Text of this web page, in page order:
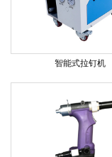
智能式拉钉机